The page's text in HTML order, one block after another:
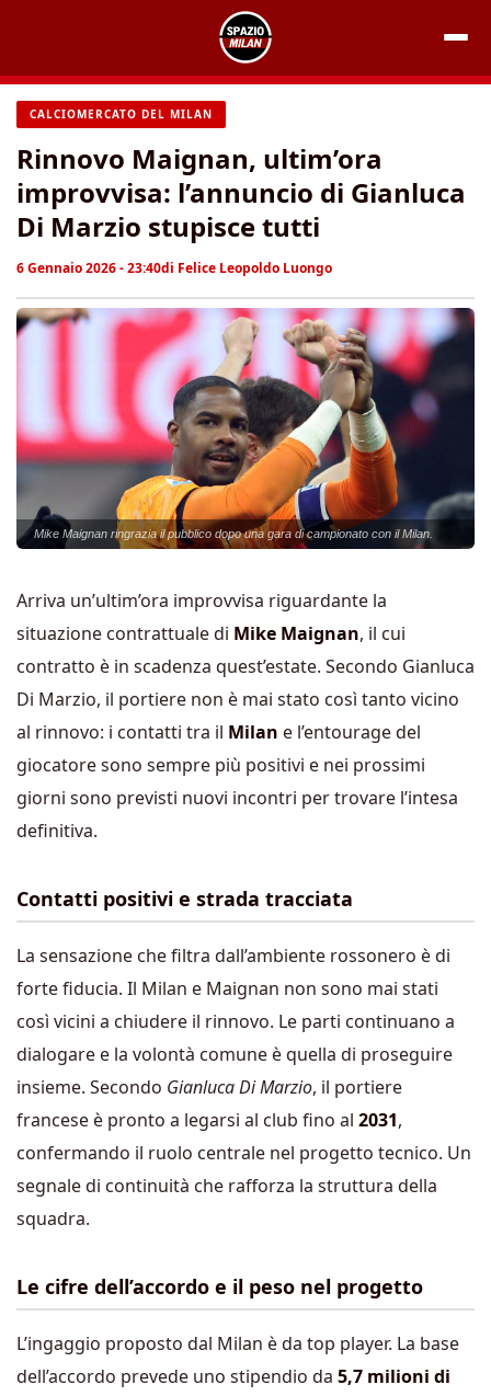
contenuto
CALCIOMERCATO DEL MILAN
Rinnovo Maignan, ultim’ora
improvvisa: l’annuncio di Gianluca
Di Marzio stupisce tutti
6 Gennaio 2026 - 23:40di Felice Leopoldo Luongo
Mike Maignan ringrazia il pubblico dopo una gara di campionato con il Milan.
Arriva un’ultim’ora improvvisa riguardante la
situazione contrattuale di Mike Maignan, il cui
contratto è in scadenza quest’estate. Secondo Gianluca
Di Marzio, il portiere non è mai stato così tanto vicino
al rinnovo: i contatti tra il Milan e l’entourage del
giocatore sono sempre più positivi e nei prossimi
giorni sono previsti nuovi incontri per trovare l’intesa
definitiva.
Contatti positivi e strada tracciata
La sensazione che filtra dall’ambiente rossonero è di
forte fiducia. Il Milan e Maignan non sono mai stati
così vicini a chiudere il rinnovo. Le parti continuano a
dialogare e la volontà comune è quella di proseguire
insieme. Secondo Gianluca Di Marzio, il portiere
francese è pronto a legarsi al club fino al 2031,
confermando il ruolo centrale nel progetto tecnico. Un
segnale di continuità che rafforza la struttura della
squadra.
Le cifre dell’accordo e il peso nel progetto
L’ingaggio proposto dal Milan è da top player. La base
dell’accordo prevede uno stipendio da 5,7 milioni di